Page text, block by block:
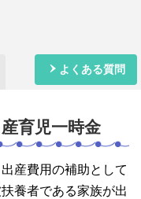
よくある質問
育児一時金
産費用の補助として
養者である家族が出